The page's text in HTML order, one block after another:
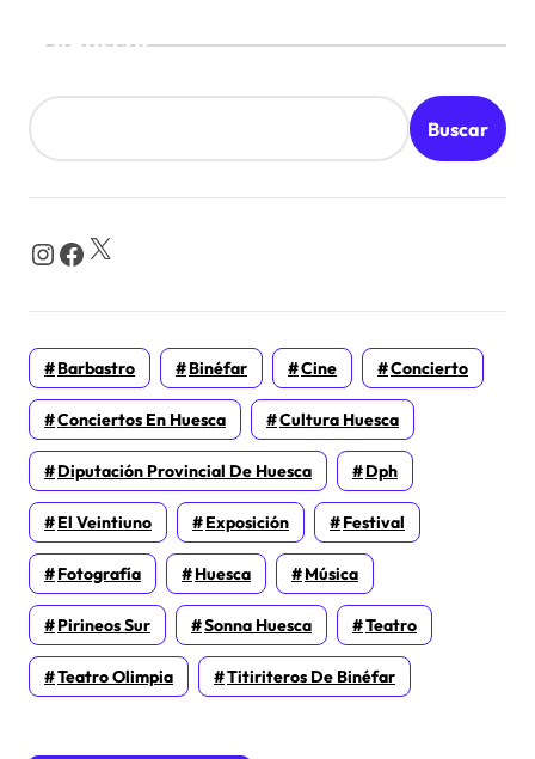
Buscar
Buscar
InstagramFacebook X
Barbastro Binéfar Cine Concierto
Conciertos En Huesca Cultura Huesca
Diputación Provincial De Huesca Dph
El Veintiuno Exposición Festival
Fotografía Huesca Música
Pirineos Sur Sonna Huesca Teatro
Teatro Olimpia Titiriteros De Binéfar